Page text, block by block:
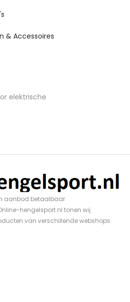
& Accessoires
aanbod betaalbaar
hengelsport.nl tonen wij
van verschillende webshops.